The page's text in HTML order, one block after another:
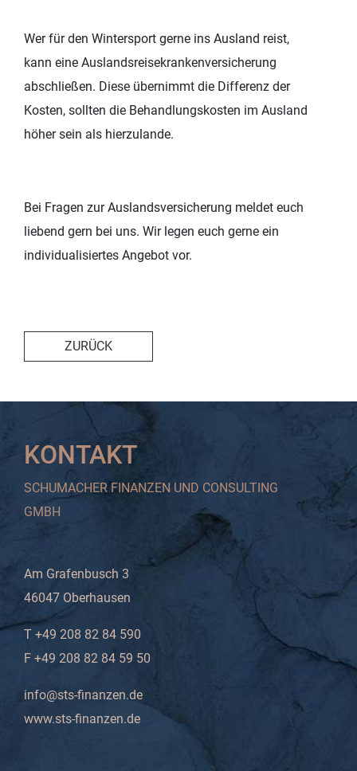
Wer für den Wintersport gerne ins Ausland reist,
kann eine Auslandsreisekrankenversicherung
abschließen. Diese übernimmt die Differenz der
Kosten, sollten die Behandlungskosten im Ausland
höher sein als hierzulande.
Bei Fragen zur Auslandsversicherung meldet euch
liebend gern bei uns. Wir legen euch gerne ein
individualisiertes Angebot vor.
ZURÜCK
KONTAKT
SCHUMACHER FINANZEN UND CONSULTING
GMBH
Am Grafenbusch 3
46047 Oberhausen
T +49 208 82 84 590
F +49 208 82 84 59 50
info@sts-finanzen.de
www.sts-finanzen.de